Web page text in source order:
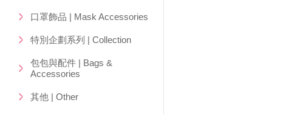
口罩飾品 | Mask Accessories
特別企劃系列 | Collection
包包與配件 | Bags &
Accessories
其他 | Other